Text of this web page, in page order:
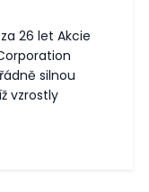
26 let Akcie
silnou
vzrostly